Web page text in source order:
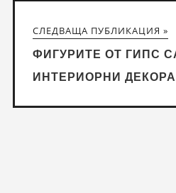
СЛЕДВАЩА ПУБЛИКАЦИЯ »
ФИГУРИТЕ ОТ ГИПС
ИНТЕРИОРНИ